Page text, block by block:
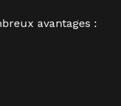
avantages :